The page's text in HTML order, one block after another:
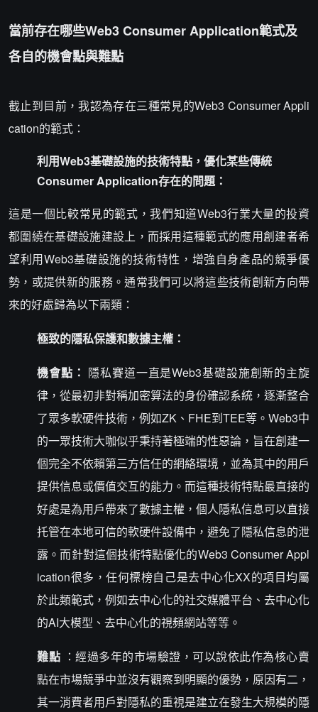
當前存在哪些Web3 Consumer Application範式及
各自的機會點與難點
截止到目前，我認為存在三種常見的Web3 Consumer Appli
cation的範式：
利用Web3基礎設施的技術特點，優化某些傳統
Consumer Application存在的問題：
這是一個比較常見的範式，我們知道Web3行業大量的投資
都圍繞在基礎設施建設上，而採用這種範式的應用創建者希
望利用Web3基礎設施的技術特性，增強自身產品的競爭優
勢，或提供新的服務。通常我們可以將這些技術創新方向帶
來的好處歸為以下兩類：
極致的隱私保護和數據主權：
機會點： 隱私賽道一直是Web3基礎設施創新的主旋
律，從最初非對稱加密算法的身份確認系統，逐漸整合
了眾多軟硬件技術，例如ZK、FHE到TEE等。Web3中
的一眾技術大咖似乎秉持著極端的性惡論，旨在創建一
個完全不依賴第三方信任的網絡環境，並為其中的用戶
提供信息或價值交互的能力。而這種技術特點最直接的
好處是為用戶帶來了數據主權，個人隱私信息可以直接
托管在本地可信的軟硬件設備中，避免了隱私信息的泄
露。而針對這個技術特點優化的Web3 Consumer Appl
ication很多，任何標榜自己是去中心化XX的項目均屬
於此類範式，例如去中心化的社交媒體平台、去中心化
的AI大模型、去中心化的視頻網站等等。
難點 ：經過多年的市場驗證，可以說依此作為核心賣
點在市場競爭中並沒有觀察到明顯的優勢，原因有二，
其一消費者用戶對隱私的重視是建立在發生大規模的隱